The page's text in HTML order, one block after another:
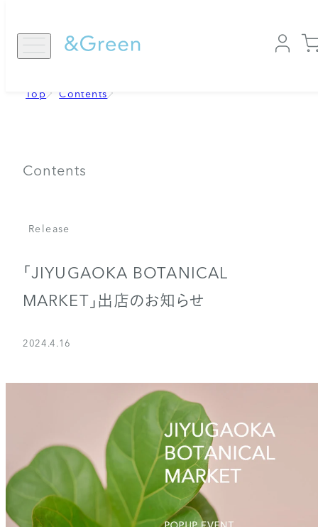
Top Contents
Contents
Release
「JIYUGAOKA BOTANICAL
MARKET」出店のお知らせ
2024.4.16